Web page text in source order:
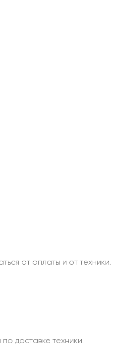
от оплаты и от техники.
доставке техники.